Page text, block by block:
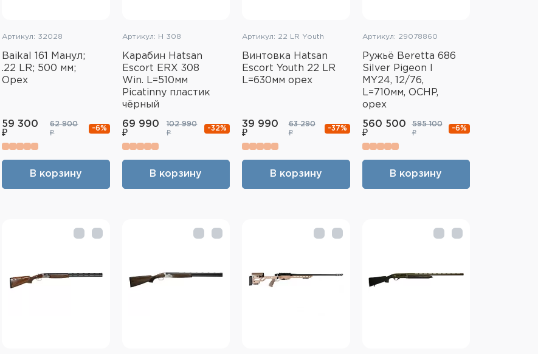
Артикул: 32028
Baikal 161 Манул;
.22 LR; 500 мм;
Орех
59 300
₽
62 900
₽
-6%
В корзину
Артикул: H 308
Карабин Hatsan
Escort ERX 308
Win. L=510мм
Picatinny пластик
чёрный
69 990
₽
102 990
₽
-32%
В корзину
Артикул: 22 LR Youth
Винтовка Hatsan
Escort Youth 22 LR
L=630мм орех
39 990
₽
63 290
₽
-37%
В корзину
Артикул: 29078860
Ружьё Beretta 686
Silver Pigeon I
MY24, 12/76,
L=710мм, OCHP,
орех
560 500
₽
595 100
₽
-6%
В корзину